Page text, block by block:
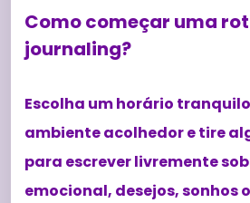
Como começar uma
journaling?
Escolha um horário
ambiente acolhedor e tire
para escrever livremente
emocional, desejos, sonhos